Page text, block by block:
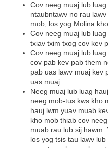
Cov neeg muaj lub
ntaubntawv no rau
mob, los yog Molina
Cov neeg muaj lub
txiav txim txog cov kev
Cov neeg muaj lub
cov pab kev pab them
pab uas lawv muaj kev
uas muaj.
Neeg muaj lub luag
neeg mob-tus kws kho
hauj lwm yuav muab
kho mob thiab cov
muab rau lub sij hawm.
los yog tsis tau lawv